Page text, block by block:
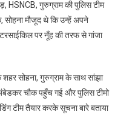
आरोपियों
को
पकड़ा
गुरुग्राम की पुलिस टीम
सोहना मौजूद थे कि उन्हें अपने
पर नूँह की तरफ से गांजा
शहर सोहना, गुरुग्राम के साथ सांझा
अंबेडकर चौक पहुँच गई और पुलिस टीमो
टीम तैयार करके सूचना बारे बताया